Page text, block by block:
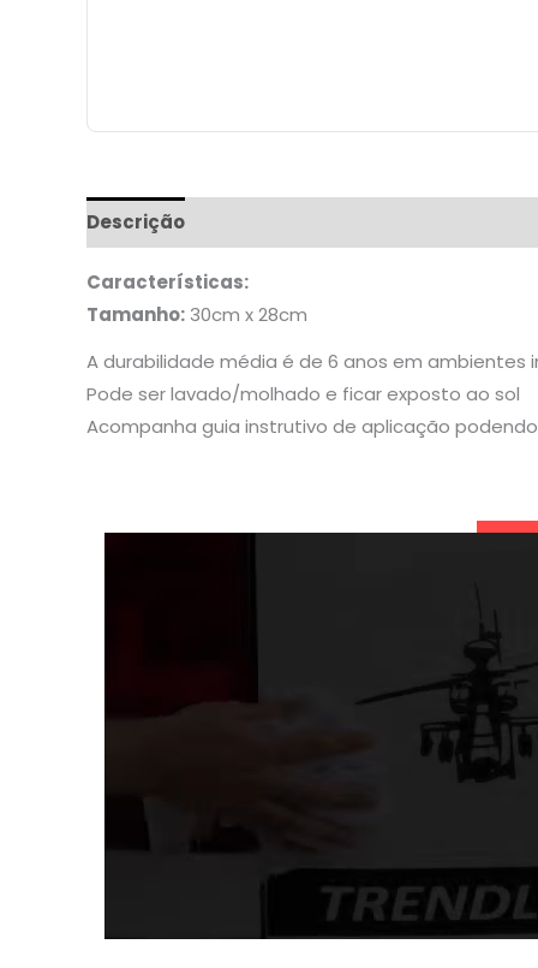
Descrição
Características:
Tamanho: 30cm x 28cm
A durabilidade média é de 6 anos em
Pode ser lavado/molhado e ficar exposto ao sol
Acompanha guia instrutivo de aplicação